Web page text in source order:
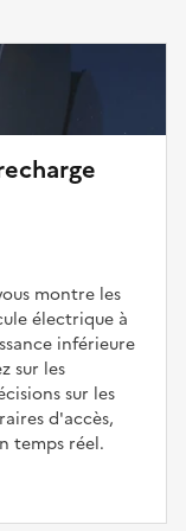
montre les
électrique à
inférieure
sur les
sur les
d'accès,
temps réel.